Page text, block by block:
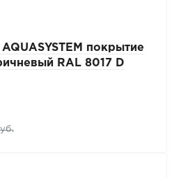
покрытие
RAL 8017 D